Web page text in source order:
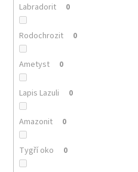
Labradorit 0
Rodochrozit 0
Ametyst 0
Lapis Lazuli 0
Amazonit 0
Tygří oko 0